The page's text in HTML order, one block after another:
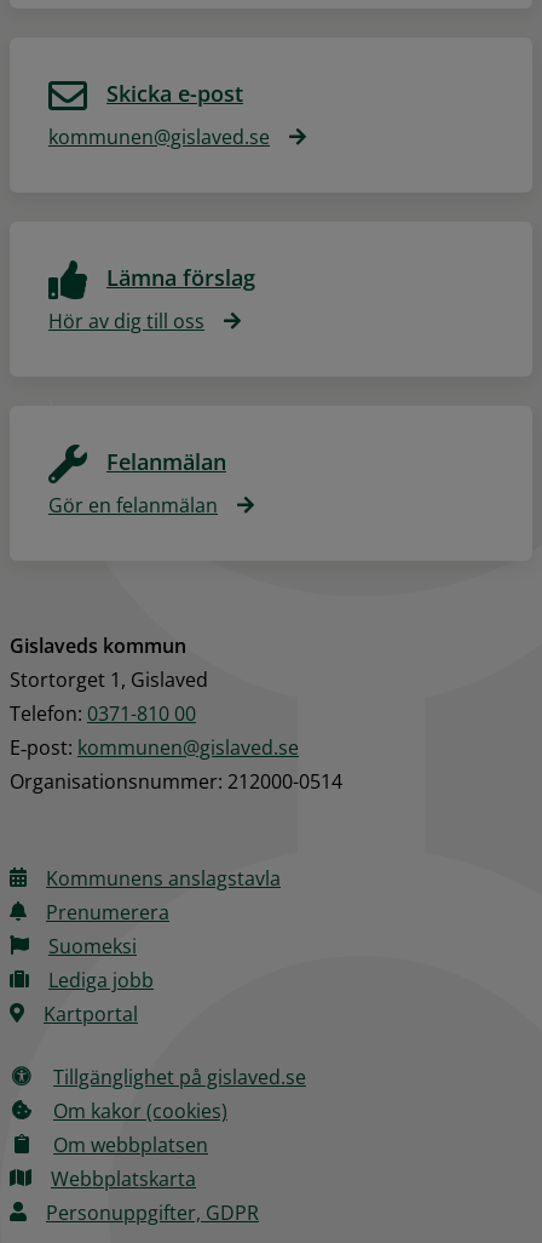
Skicka e-post
kommunen@gislaved.se
Lämna förslag
Hör av dig till oss
Felanmälan
Gör en felanmälan
Gislaveds kommun
Stortorget 1, Gislaved
Telefon: 0371-810 00
E‑post: kommunen@gislaved.se
Organisationsnummer: 212000-0514
Kommunens anslagstavla
Prenumerera
Suomeksi
Lediga jobb
Kartportal
Tillgänglighet på gislaved.se
Om kakor (cookies)
Om webbplatsen
Webbplatskarta
Personuppgifter, GDPR